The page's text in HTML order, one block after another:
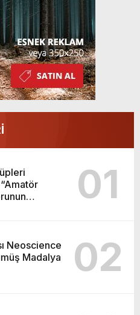
01
Neoscience
Madalya
02